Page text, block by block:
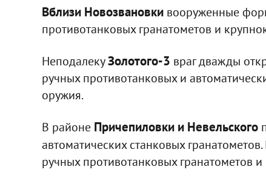
Вблизи Новозвановкивооруженные
противотанковых гранатометов и
НеподалекуЗолотого-3 враг дважды
ручных противотанковых и
оружия.
В районе Причепиловки и Невельского
автоматических станковых
ручных противотанковых гранатометов